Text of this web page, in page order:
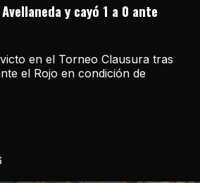
y cayó 1 a 0 ante
en el Torneo Clausura tras
el Rojo en condición de